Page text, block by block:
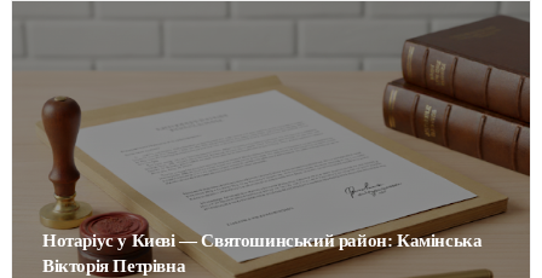
Нотаріус у Києві — Святошинський район: Камінська
Вікторія Петрівна